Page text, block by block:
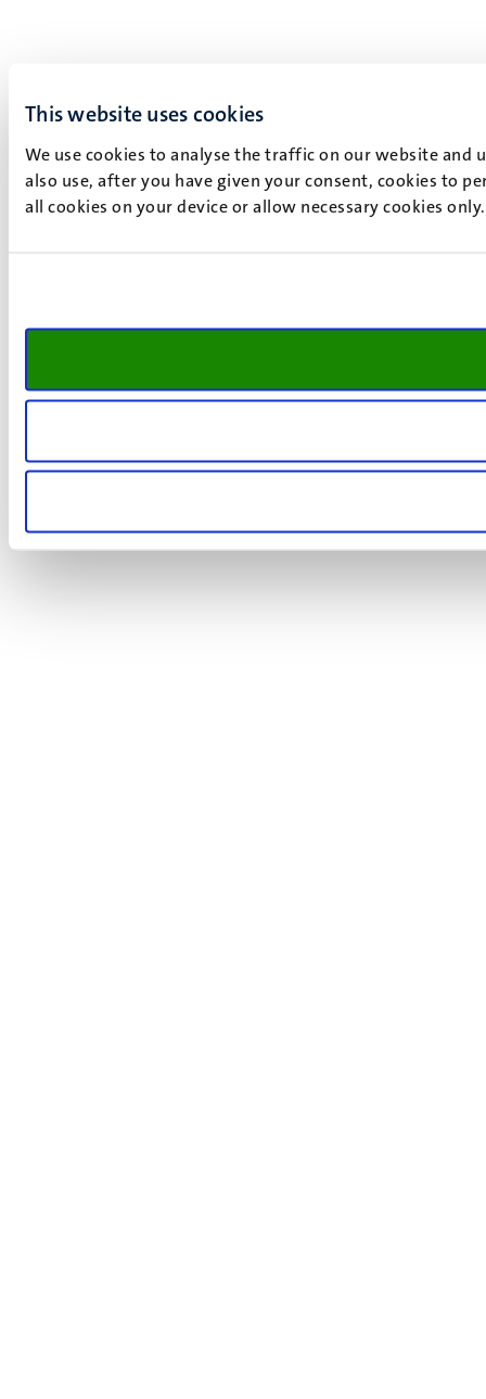
This website uses cookies
We use cookies to analyse the traffic on our website and
also use, after you have given your consent, cookies to
all cookies on your device or allow necessary cookies